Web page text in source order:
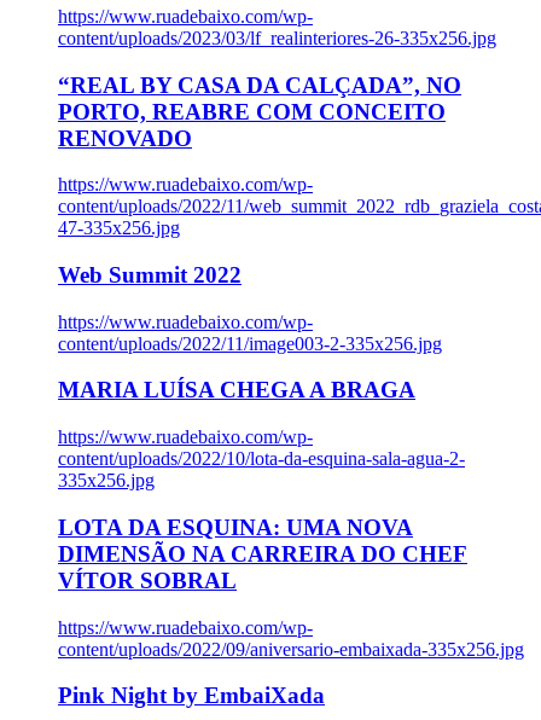
https://www.ruadebaixo.com/wp-
content/uploads/2023/03/lf_realinteriores-26-335x256.jpg
“REAL BY CASA DA CALÇADA”, NO
PORTO, REABRE COM CONCEITO
RENOVADO
https://www.ruadebaixo.com/wp-
content/uploads/2022/11/
47-335x256.jpg
Web Summit 2022
https://www.ruadebaixo.com/wp-
content/uploads/2022/11/image003-2-335x256.jpg
MARIA LUÍSA CHEGA A BRAGA
https://www.ruadebaixo.com/wp-
content/uploads/2022/10/lota-da-esquina-sala-agua-2-
335x256.jpg
LOTA DA ESQUINA: UMA NOVA
DIMENSÃO NA CARREIRA DO CHEF
VÍTOR SOBRAL
https://www.ruadebaixo.com/wp-
content/uploads/2022/09/aniversario-embaixada-335x256.jpg
Pink Night by EmbaiXada